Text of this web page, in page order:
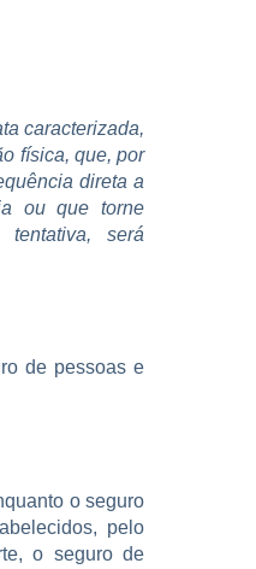
caracterizada,
física, que, por
direta a
ou que torne
será
de pessoas e
o seguro
pelo
o seguro de